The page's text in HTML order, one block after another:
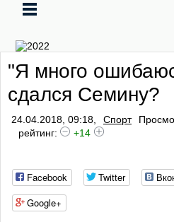
"Я много
сдался Семину?
24.04.2018, 09:18, Спорт
рейтинг:
+14
Facebook Twitter
Google+